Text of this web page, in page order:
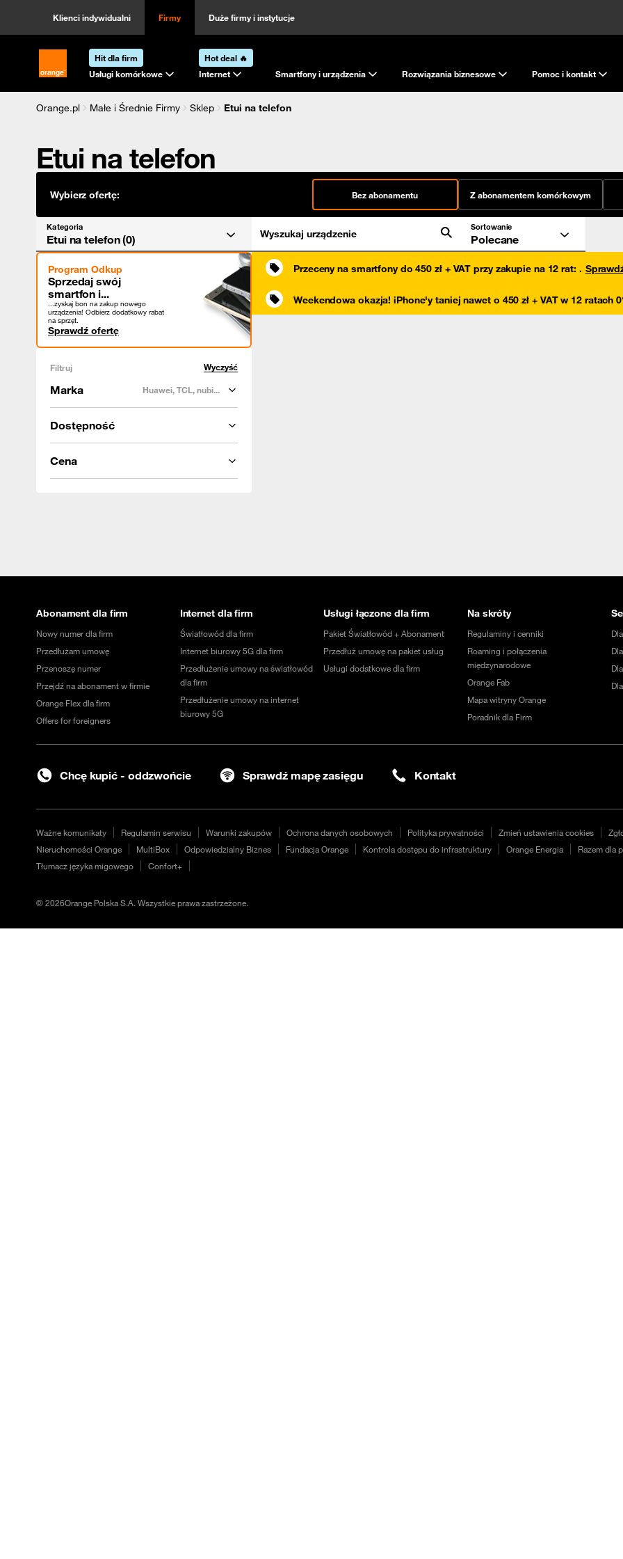
Klienci indywidualni Firmy Duże firmy i instytucje
Strona główna Orange.pl
Hit dla firm
Usługi komórkowe
Hot deal 🔥
Internet
Smartfony i urządzenia Rozwiązania biznesowe Pomoc i kontakt
Orange.pl Małe i Średnie Firmy Sklep
Etui na telefon
Etui na telefon
Wybierz ofertę: Bez abonamentu Z abonamentem komórkowym
Kategoria
Etui na telefon (0) Wyszukaj urządzenie
Sortowanie
Polecane
Program Odkup
Sprzedaj swój
smartfon i...
...zyskaj bon na zakup nowego
urządzenia! Odbierz dodatkowy rabat
na sprzęt.
Sprawdź ofertę
Filtruj Wyczyść
Marka Huawei, TCL, nubi...
Dostępność
Cena
Przeceny na smartfony do 450 zł + VAT przy zakupie na 12 rat: .
Weekendowa okazja! iPhone'y taniej nawet o 450 zł + VAT w 12 ratach
Abonament dla firm
Nowy numer dla firm
Przedłużam umowę
Przenoszę numer
Przejdź na abonament w firmie
Orange Flex dla firm
Offers for foreigners
Internet dla firm
Światłowód dla firm
Internet biurowy 5G dla firm
Przedłużenie umowy na światłowód
dla firm
Przedłużenie umowy na internet
biurowy 5G
Usługi łączone dla firm
Pakiet Światłowód + Abonament
Przedłuż umowę na pakiet usług
Usługi dodatkowe dla firm
Na skróty
Regulaminy i cenniki
Roaming i połączenia
międzynarodowe
Orange Fab
Mapa witryny Orange
Poradnik dla Firm
Chcę kupić - oddzwońcie Sprawdź mapę zasięgu Kontakt
Ważne komunikaty Regulamin serwisu Warunki zakupów Ochrona danych osobowych Polityka prywatności Zmień ustawienia cookies
Nieruchomości Orange
MultiBox Odpowiedzialny Biznes Fundacja Orange Kontrola dostępu do infrastruktury Orange Energia Razem dla
Tłumacz języka migowego
Confort+
©2026Orange Polska S.A. Wszystkie prawa zastrzeżone.